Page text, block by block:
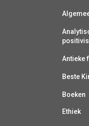
Antieke
Beste
Boeken
Ethiek